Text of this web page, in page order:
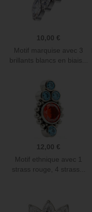
10,00 €
Motif marquise avec 3
brillants blancs en biais...
12,00 €
Motif ethnique avec 1
strass rouge, 4 strass...